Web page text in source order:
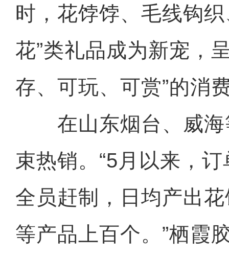
时，花饽饽、毛线钩
花”类礼品成为新宠，
存、可玩、可赏”的消
在山东烟台、威海
束热销。“5月以来，
全员赶制，日均产出
等产品上百个。”栖霞